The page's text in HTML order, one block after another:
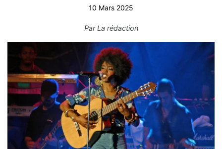
10 Mars 2025
ParLa rédaction